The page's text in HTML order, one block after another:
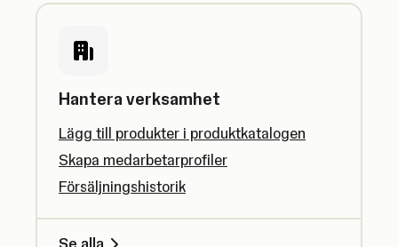
Hantera verksamhet
Lägg till produkter i produktkatalogen
Skapa medarbetarprofiler
Försäljningshistorik
Se alla